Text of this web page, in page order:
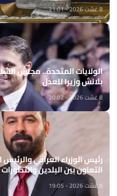
8 غشت 2026 - 21:01
الولايات المتحدة.. مجلس
بلانش وزيرا للعدل
8 غشت 2026 - 20:02
رئيس الوزراء العراقي
التعاون بين البلدين
8 غشت 2026 - 19:05